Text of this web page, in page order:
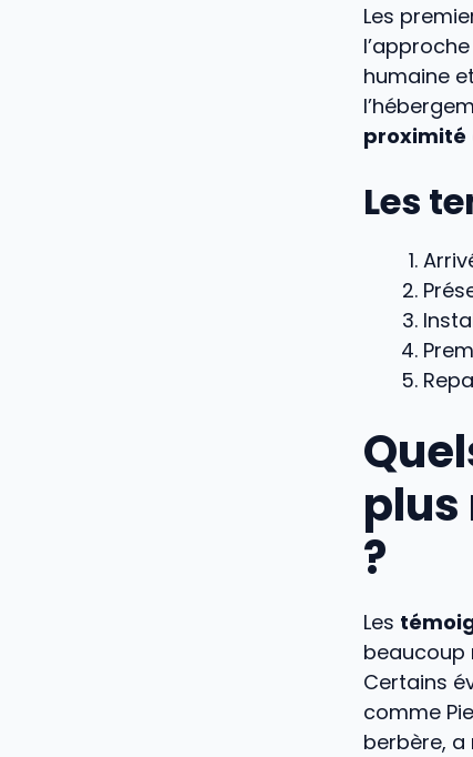
Les
humaine
proximité
Les
?
Les
beaucoup
Certains
comme
berbère,